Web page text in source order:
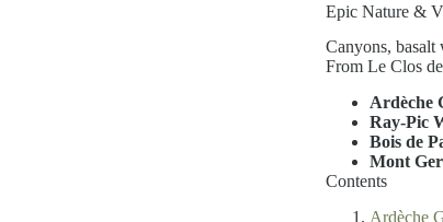
Epic Nature &
Canyons,
From Le Clos
Ardèche
Ray-Pic
Bois de
Mont
Contents
Ardèche